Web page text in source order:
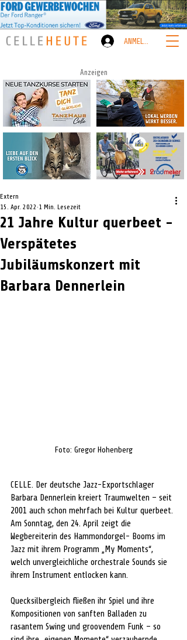
ANMELDEN
Anzeigen
21 Jahre Kultur querbeet -
Verspätetes
Jubiläumskonzert mit
Barbara Dennerlein
Extern
15. Apr. 2022 1 Min. Lesezeit
Foto: Gregor Hohenberg
CELLE. Der deutsche Jazz-Exportschlager
Barbara Dennerlein kreiert Traumwelten – seit
2001 auch schon mehrfach bei Kultur querbeet.
Am Sonntag, den 24. April zeigt die
Wegbereiterin des Hammondorgel- Booms im
Jazz mit ihrem Programm „My Moments“,
welch unvergleichliche orchestrale Sounds sie
ihrem Instrument entlocken kann.
Quecksilbergleich fließen ihr Spiel und ihre
Kompositionen von sanften Balladen zu
rasantem Swing und groovendem Funk – so